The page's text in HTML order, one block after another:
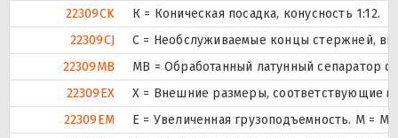
22309CK
К = Коническая посадка, конусность 1:12.
22309CJ
С = Необслуживаемые концы стержней,
22309MB
MB = Обработанный латунный сепаратор
22309EX
X = Внешние размеры, соответствующие
22309EM
E = Увеличенная грузоподъемность. М =